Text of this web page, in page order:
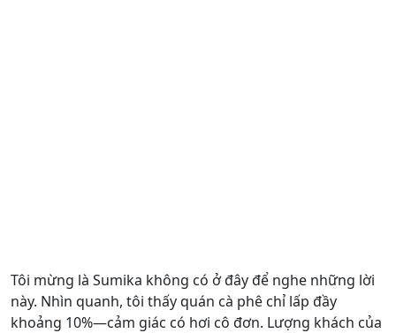
Tôi mừng là Sumika không có ở đây để nghe những lời
này. Nhìn quanh, tôi thấy quán cà phê chỉ lấp đầy
khoảng 10%—cảm giác có hơi cô đơn. Lượng khách của